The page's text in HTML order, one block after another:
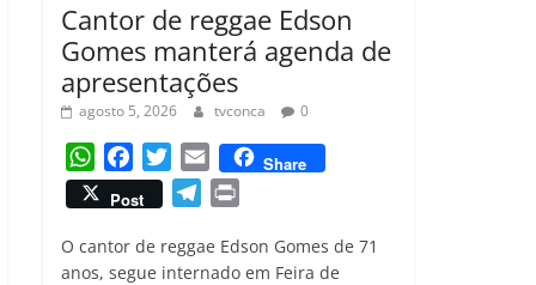
Cantor de reggae Edson
Gomes manterá agenda de
apresentações
agosto 5, 2026 tvconca 0
W
h
a
t
s
a
c
e
b
w
i
t
t
m
a
i
l
Share
Post
l
e
i
n
O cantor de reggae Edson Gomes de 71
anos, segue internado em Feira de